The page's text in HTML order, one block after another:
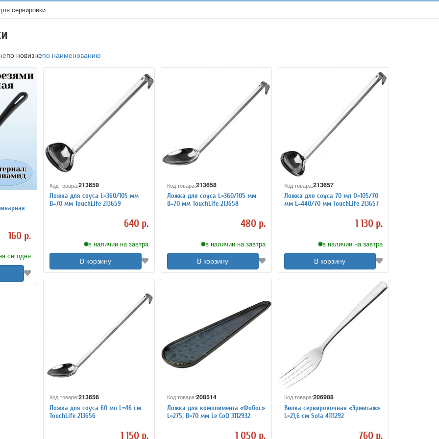
сервировки
по новизнепо наименованию
160 р.
сегодня
Код товара:213659
Ложка для соуса L=360/105 мм
B=70 мм TouchLife 213659
640 р.
в наличии на завтра
В корзину
Код товара:213658
Ложка для соуса L=360/105 мм
B=70 мм TouchLife 213658
480 р.
в наличии на завтра
В корзину
Код товара:213657
Ложка для соуса 70 мл D=105/70
мм L=440/70 мм TouchLife 213657
1 130 р.
в наличии на завтра
В корзину
Код товара:213656
Ложка для соуса 60 мл L=46 см
TouchLife 213656
1 150 р.
Код товара:208514
Ложка для комплимента «Фобос»
L=275, B=70 мм Le CoQ 3112932
1 050 р.
Код товара:206988
Вилка сервировочная «Эрмитаж»
L=21,6 см Sola 4111292
760 р.